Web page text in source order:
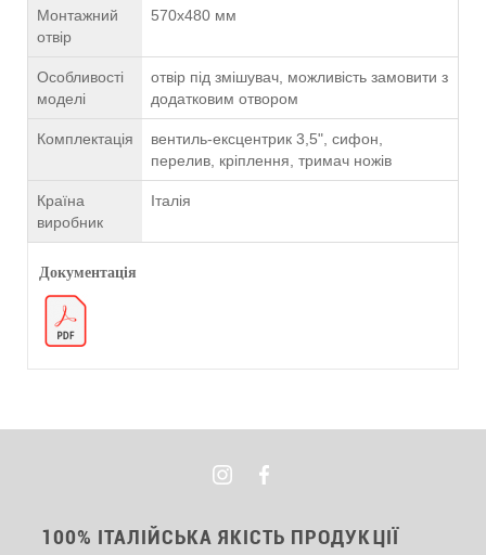
Монтажний
отвір
570х480 мм
Особливості
моделі
отвір під змішувач, можливість замовити з
додатковим отвором
Комплектація
вентиль-ексцентрик 3,5", сифон,
перелив, кріплення, тримач ножів
Країна
виробник
Італія
Документація
100% ІТАЛІЙСЬКА ЯКІСТЬ ПРОДУКЦІЇ